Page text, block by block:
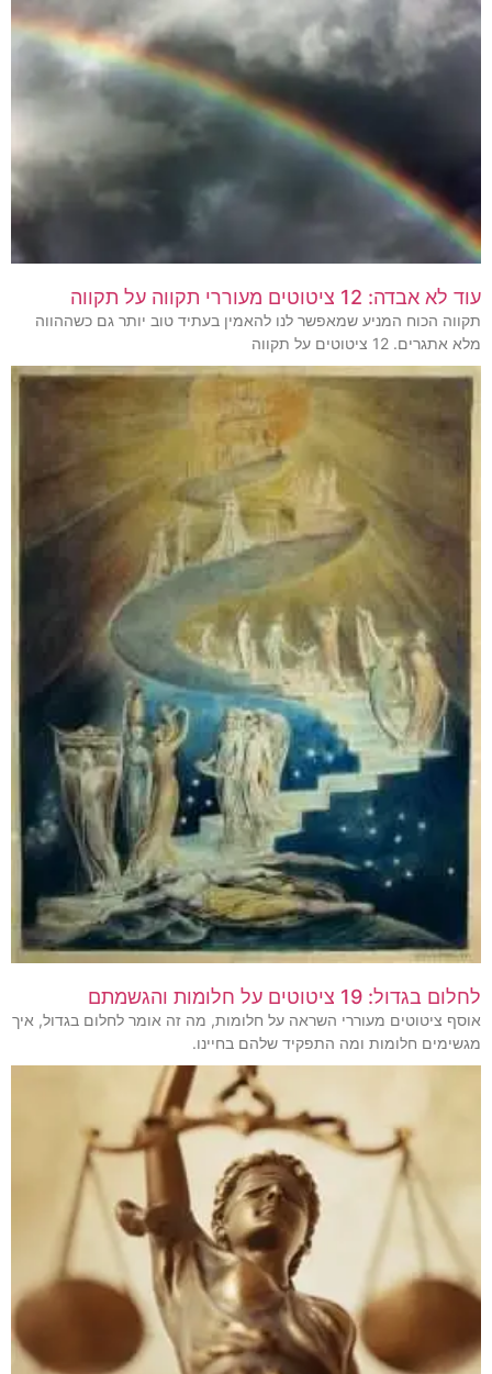
עוד לא אבדה: 12 ציטוטים מעוררי תקווה על תקווה
תקווה הכוח המניע שמאפשר לנו להאמין בעתיד טוב יותר גם כשההווה
מלא אתגרים. 12 ציטוטים על תקווה
לחלום בגדול: 19 ציטוטים על חלומות והגשמתם
אוסף ציטוטים מעוררי השראה על חלומות, מה זה אומר לחלום בגדול, איך
מגשימים חלומות ומה התפקיד שלהם בחיינו.